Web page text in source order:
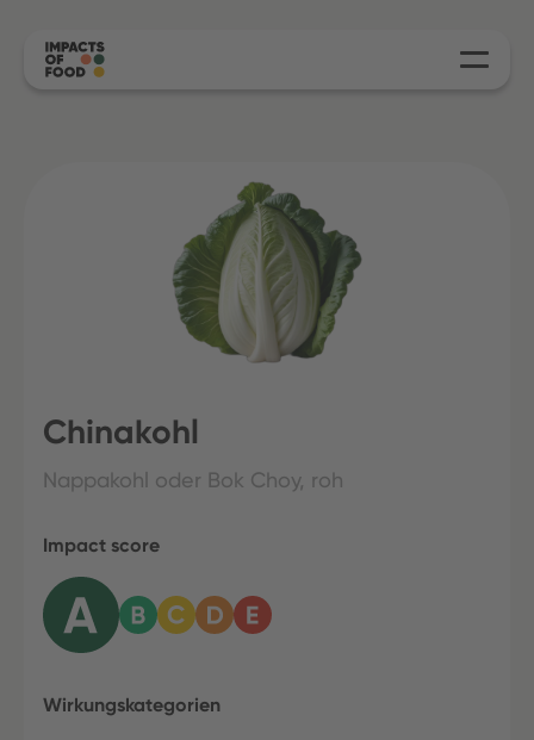
Chinakohl
Nappakohl oder Bok Choy, roh
Impact score
Wirkungskategorien